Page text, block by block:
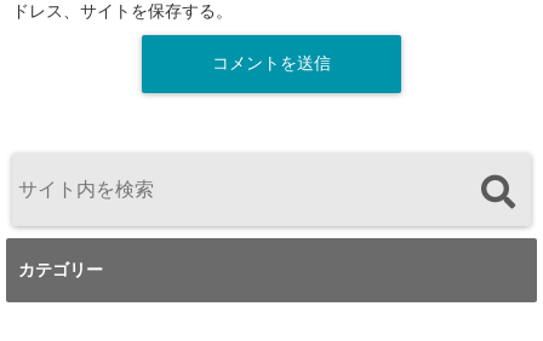
ドレス、サイトを保存する。
カテゴリー